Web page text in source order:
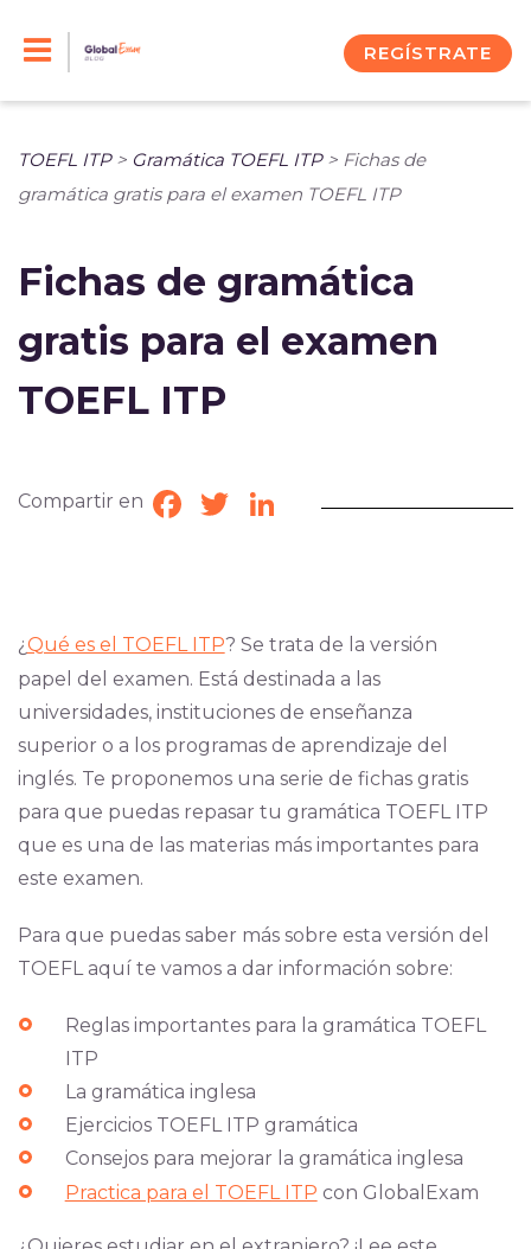
REGÍSTRATE
TOEFL ITP> Gramática TOEFL ITP> Fichas de
gramática gratis para el examen TOEFL ITP
Fichas de gramática
gratis para el examen
TOEFL ITP
Compartir en Facebook
TwitterLinkedIn
¿Qué es el TOEFL ITP? Se trata de la versión
papel del examen. Está destinada a las
universidades, instituciones de enseñanza
superior o a los programas de aprendizaje del
inglés. Te proponemos una serie de fichas gratis
para que puedas repasar tu gramática TOEFL ITP
que es una de las materias más importantes para
este examen.
Para que puedas saber más sobre esta versión del
TOEFL aquí te vamos a dar información sobre:
Reglas importantes para la gramática TOEFL
ITP
La gramática inglesa
Ejercicios TOEFL ITP gramática
Consejos para mejorar la gramática inglesa
Practica para el TOEFL ITP con GlobalExam